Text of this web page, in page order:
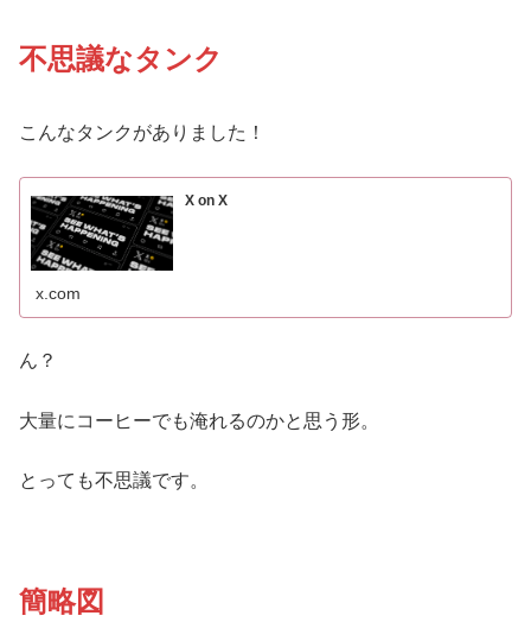
不思議なタンク
こんなタンクがありました！
X on X
x.com
ん？
大量にコーヒーでも淹れるのかと思う形。
とっても不思議です。
簡略図